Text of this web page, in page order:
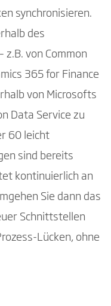
synchronisieren.
des
z.B. von Common
365 for Finance
von Microsofts
Data Service zu
60 leicht
sind bereits
kontinuierlich an
Sie dann das
Schnittstellen
Lücken, ohne